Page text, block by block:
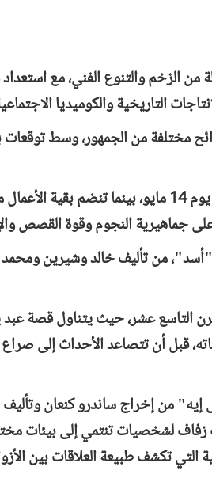
عيد الأضحى السينمائي 2026 حالة من الزخم والتنوع
التاريخية والكوميديا
مختلفة من الجمهور، وسط توقعات
وتبدأ المنافسة مبكرًا هذا العام، إذ يُطرح فيلمان يوم 14
من تأليف خالد وشيرين
التاسع عشر، حيث يتناول قصة عبد
قبل أن تتصاعد الأحداث إلى
إيه" من إخراج ساندرو كنعان
لشخصيات تنتمي إلى بيئات
التي تكشف طبيعة العلاقات بين